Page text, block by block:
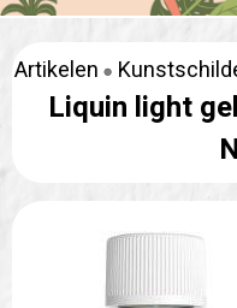
Artikelen
Liquin light